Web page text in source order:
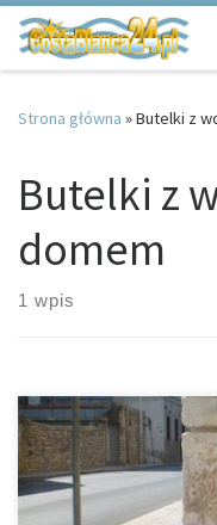
Przejdź do treści
Strona główna »Butelki z
Butelki z
domem
1 wpis
Pewnie wiele osób